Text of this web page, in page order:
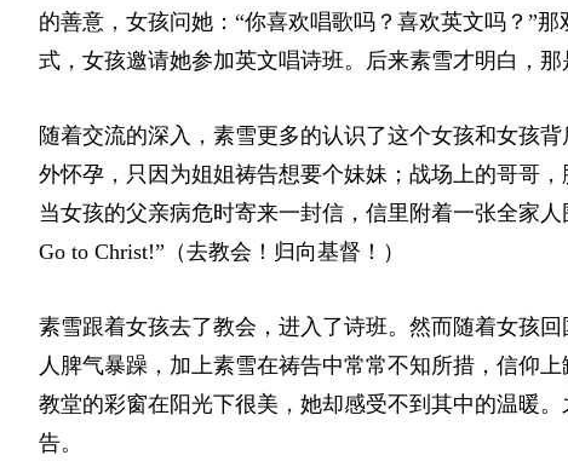
的善意，女孩问她：“你喜欢唱歌吗？喜欢英文吗？”
式，女孩邀请她参加英文唱诗班。后来素雪才明白，那
随着交流的深入，素雪更多的认识了这个女孩和女孩
外怀孕，只因为姐姐祷告想要个妹妹；战场上的哥哥
当女孩的父亲病危时寄来一封信，信里附着一张全家
Go to Christ!”（去教会！归向基督！）
素雪跟着女孩去了教会，进入了诗班。然而随着女孩
人脾气暴躁，加上素雪在祷告中常常不知所措，信仰
教堂的彩窗在阳光下很美，她却感受不到其中的温暖
告。